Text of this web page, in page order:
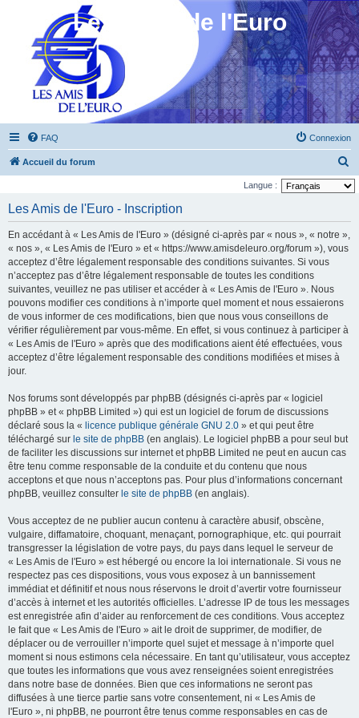
Les Amis de l'Euro
FAQ Connexion
Accueil du forum
e
Langue :
Les Amis de l'Euro - Inscription
En accédant à « Les Amis de l'Euro » (désigné ci-après par « nous », « notre »,
« nos », « Les Amis de l'Euro » et « https://www.amisdeleuro.org/forum »), vous
acceptez d’être légalement responsable des conditions suivantes. Si vous
n’acceptez pas d’être légalement responsable de toutes les conditions
suivantes, veuillez ne pas utiliser et accéder à « Les Amis de l'Euro ». Nous
pouvons modifier ces conditions à n’importe quel moment et nous essaierons
de vous informer de ces modifications, bien que nous vous conseillons de
vérifier régulièrement par vous-même. En effet, si vous continuez à participer à
« Les Amis de l'Euro » après que des modifications aient été effectuées, vous
acceptez d’être légalement responsable des conditions modifiées et mises à
jour.
Nos forums sont développés par phpBB (désignés ci-après par « logiciel
phpBB » et « phpBB Limited ») qui est un logiciel de forum de discussions
déclaré sous la « licence publique générale GNU 2.0 » et qui peut être
téléchargé sur le site de phpBB (en anglais). Le logiciel phpBB a pour seul but
de faciliter les discussions sur internet et phpBB Limited ne peut en aucun cas
être tenu comme responsable de la conduite et du contenu que nous
acceptons et que nous n’acceptons pas. Pour plus d’informations concernant
phpBB, veuillez consulter le site de phpBB (en anglais).
Vous acceptez de ne publier aucun contenu à caractère abusif, obscène,
vulgaire, diffamatoire, choquant, menaçant, pornographique, etc. qui pourrait
transgresser la législation de votre pays, du pays dans lequel le serveur de
« Les Amis de l'Euro » est hébergé ou encore la loi internationale. Si vous ne
respectez pas ces dispositions, vous vous exposez à un bannissement
immédiat et définitif et nous nous réservons le droit d’avertir votre fournisseur
d’accès à internet et les autorités officielles. L’adresse IP de tous les messages
est enregistrée afin d’aider au renforcement de ces conditions. Vous acceptez
le fait que « Les Amis de l'Euro » ait le droit de supprimer, de modifier, de
déplacer ou de verrouiller n’importe quel sujet et message à n’importe quel
moment si nous estimons cela nécessaire. En tant qu’utilisateur, vous acceptez
que toutes les informations que vous avez renseignées soient enregistrées
dans notre base de données. Bien que ces informations ne seront pas
diffusées à une tierce partie sans votre consentement, ni « Les Amis de
l'Euro », ni phpBB, ne pourront être tenus comme responsables en cas de